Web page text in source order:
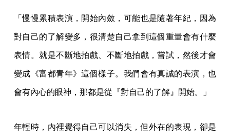
「慢慢累積表演，開始內斂，可能也是隨著年紀，因為
對自己的了解變多，很清楚自己拿到這個重量會有什麼
表情。就是不斷地拍戲、不斷地拍戲，嘗試，然後才會
變成《富都青年》這個樣子。我們會有真誠的表演，也
會有內心的眼神，那都是從『對自己的了解』開始。」
年輕時，內裡覺得自己可以消失，但外在的表現，卻是